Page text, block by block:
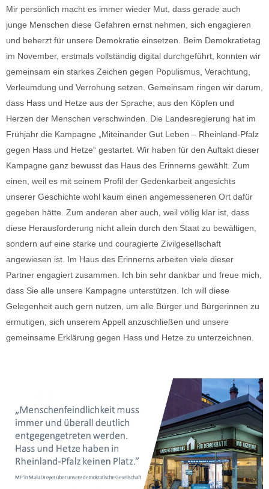
Mir persönlich macht es immer wieder Mut, dass gerade auch
junge Menschen diese Gefahren ernst nehmen, sich engagieren
und beherzt für unsere Demokratie einsetzen. Beim Demokratietag
im November, erstmals vollständig digital durchgeführt, konnten wir
gemeinsam ein starkes Zeichen gegen Populismus, Verachtung,
Verleumdung und Verrohung setzen. Gemeinsam ringen wir darum,
dass Hass und Hetze aus der Sprache, aus den Köpfen und
Herzen der Menschen verschwinden. Die Landesregierung hat im
Frühjahr die Kampagne „Miteinander Gut Leben – Rheinland-Pfalz
gegen Hass und Hetze“ gestartet. Wir haben für den Auftakt dieser
Kampagne ganz bewusst das Haus des Erinnerns gewählt. Zum
einen, weil es mit seinem Profil der Gedenkarbeit angesichts
unserer Geschichte wohl kaum einen angemesseneren Ort dafür
gegeben hätte. Zum anderen aber auch, weil völlig klar ist, dass
diese Herausforderung nicht allein durch den Staat zu bewältigen,
sondern auf eine starke und couragierte Zivilgesellschaft
angewiesen ist. Im Haus des Erinnerns arbeiten viele dieser
Partner engagiert zusammen. Ich bin sehr dankbar und freue mich,
dass Sie alle unsere Kampagne unterstützen. Ich will diese
Gelegenheit auch gern nutzen, um alle Bürger und Bürgerinnen zu
ermutigen, sich unserem Appell anzuschließen und unsere
gemeinsame Erklärung gegen Hass und Hetze zu unterzeichnen.